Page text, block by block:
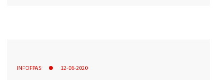
INFOFPAS 12-06-2020